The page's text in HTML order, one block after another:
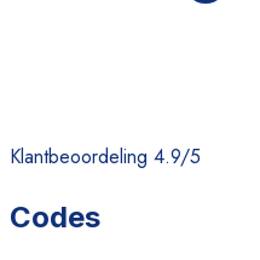
Klantbeoordeling 4.9/5
Codes